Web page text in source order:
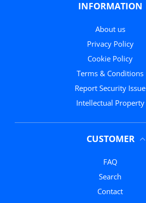
INFORMATION
About us
Privacy Policy
Cookie Policy
Terms & Conditions
Report Security Issue
Intellectual Property
CUSTOMER
FAQ
Search
Contact